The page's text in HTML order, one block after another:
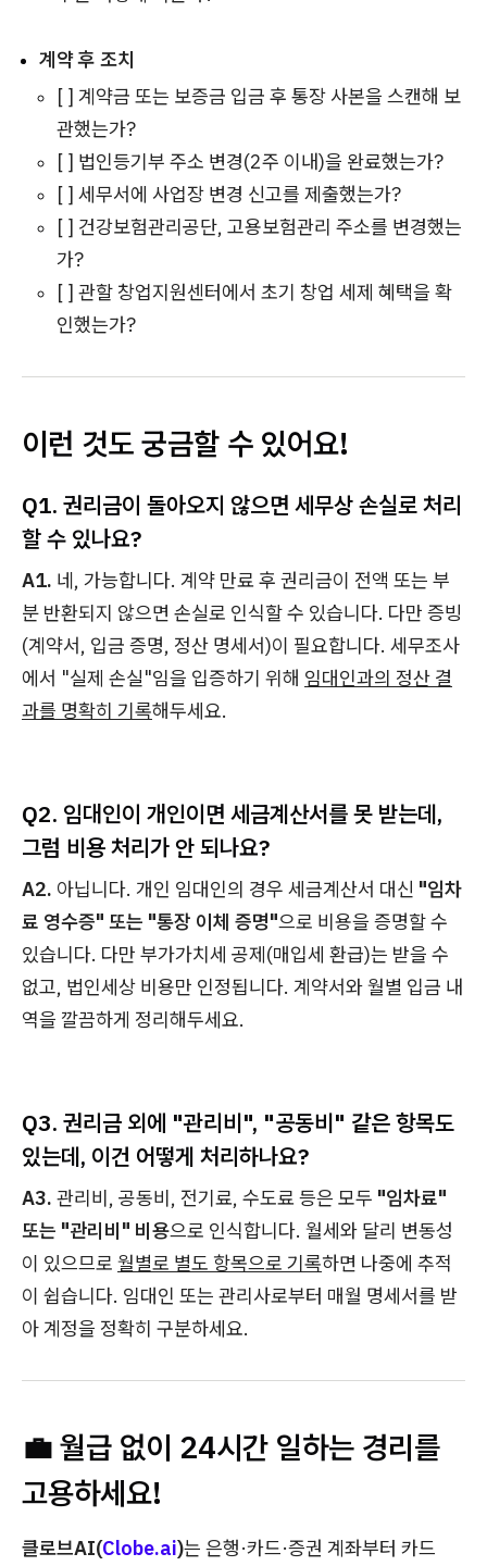
계약 후 조치
[ ] 계약금 또는 보증금 입금 후 통장 사본을 스캔해 보
관했는가?
[ ] 법인등기부 주소 변경(2주 이내)을 완료했는가?
[ ] 세무서에 사업장 변경 신고를 제출했는가?
[ ] 건강보험관리공단, 고용보험관리 주소를 변경했는
가?
[ ] 관할 창업지원센터에서 초기 창업 세제 혜택을 확
인했는가?
이런 것도 궁금할 수 있어요!
Q1. 권리금이 돌아오지 않으면 세무상 손실로 처리
할 수 있나요?
A1. 네, 가능합니다. 계약 만료 후 권리금이 전액 또는 부
분 반환되지 않으면 손실로 인식할 수 있습니다. 다만 증빙
(계약서, 입금 증명, 정산 명세서)이 필요합니다. 세무조사
에서 "실제 손실"임을 입증하기 위해 임대인과의 정산 결
과를 명확히 기록해두세요.
Q2. 임대인이 개인이면 세금계산서를 못 받는데,
그럼 비용 처리가 안 되나요?
A2. 아닙니다. 개인 임대인의 경우 세금계산서 대신 "임차
료 영수증" 또는 "통장 이체 증명"으로 비용을 증명할 수
있습니다. 다만 부가가치세 공제(매입세 환급)는 받을 수
없고, 법인세상 비용만 인정됩니다. 계약서와 월별 입금 내
역을 깔끔하게 정리해두세요.
Q3. 권리금 외에 "관리비", "공동비" 같은 항목도
있는데, 이건 어떻게 처리하나요?
A3. 관리비, 공동비, 전기료, 수도료 등은 모두 "임차료"
또는 "관리비" 비용으로 인식합니다. 월세와 달리 변동성
이 있으므로 월별로 별도 항목으로 기록하면 나중에 추적
이 쉽습니다. 임대인 또는 관리사로부터 매월 명세서를 받
아 계정을 정확히 구분하세요.
💼 월급 없이 24시간 일하는 경리를
고용하세요!
클로브AI(Clobe.ai)는 은행·카드·증권 계좌부터 카드